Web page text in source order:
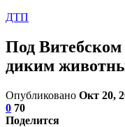
ДТП
Под Витебском
диким
Опубликовано Окт 20,
0 70
Поделится